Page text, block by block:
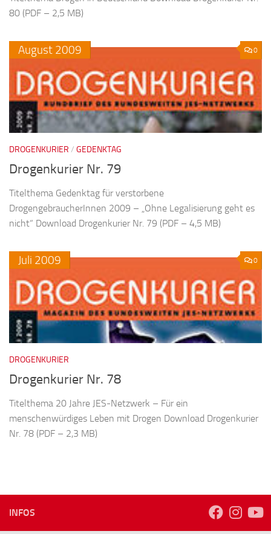
80 (PDF – 2,5 MB)
0
August 2009
DROGENKURIER / GEDENKTAG
Drogenkurier Nr. 79
Titelthema Gedenktag für verstorbene
DrogengebraucherInnen 2009 – „Ohne Legalisierung geht es
nicht“ Download Drogenkurier Nr. 79 (PDF – 4,5 MB)
0
Juli 2009
DROGENKURIER
Drogenkurier Nr. 78
Titelthema 20 Jahre JES-Netzwerk – Für ein
menschenwürdiges Leben mit Drogen Download Drogenkurier
Nr. 78 (PDF – 2,3 MB)
INFOS